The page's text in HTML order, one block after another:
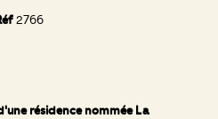
2766
résidence nommée La